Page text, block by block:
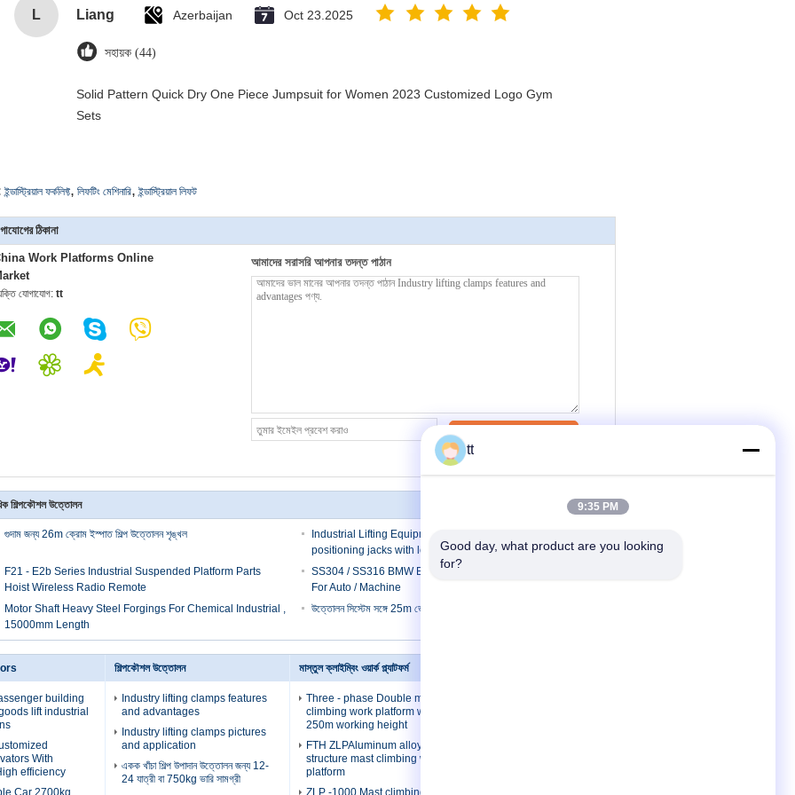
L Liang Azerbaijan Oct 23.2025
সহায়ক (44)
Solid Pattern Quick Dry One Piece Jumpsuit for Women 2023 Customized Logo Gym
Sets
ইন্ডাস্ট্রিয়াল ফর্কলিফ্ট, লিফটিং মেশিনারি, ইন্ডাস্ট্রিয়াল লিফট
ঠিকানা
Work Platforms Online
যোগাযোগ: tt
আমাদের সরাসরি আপনার তদন্ত পাঠান
শিল্পকৌশল উত্তোলন
গুদাম জন্য 26m ক্রোম ইস্পাত শিল্প উত্তোলন শৃঙ্খল
Industrial Lifting Equipment Vehicle mover hydraulic
positioning jacks with low price and high qualiaty
F21 - E2b Series Industrial Suspended Platform Parts
Hoist Wireless Radio Remote
SS304 / SS316 BMW E39 Gas Lift Automotive Gas Springs
For Auto / Machine
Motor Shaft Heavy Steel Forgings For Chemical Industrial ,
15000mm Length
উত্তোলন সিস্টেম সঙ্গে 25m ভৌগোলিক উচ্চ মস্তিষ্কের মেরু চাঁদা চলাচলের আলো
building
lift industrial
With
efficiency
Car 2700kg
শিল্পকৌশল উত্তোলন
Industry lifting clamps features
and advantages
Industry lifting clamps pictures
and application
একক খাঁচা শিল্প উপাদান উত্তোলন জন্য 12-
24 যাত্রী বা 750kg ভারি সামগ্রী
মাস্তুল ক্লাইম্বিং ওয়ার্ক প্ল্যাটফর্ম
Three - phase Double mast
climbing work platform with
250m working height
FTH ZLPAluminum alloy/ Steel
structure mast climbing work
platform
ZLP -1000 Mast climbing work
tt
9:35 PM
Good day, what product are you looking
for?